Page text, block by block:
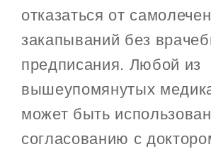
отказаться от
закапываний без
предписания. Любой из
вышеупомянутых
может быть
согласованию с